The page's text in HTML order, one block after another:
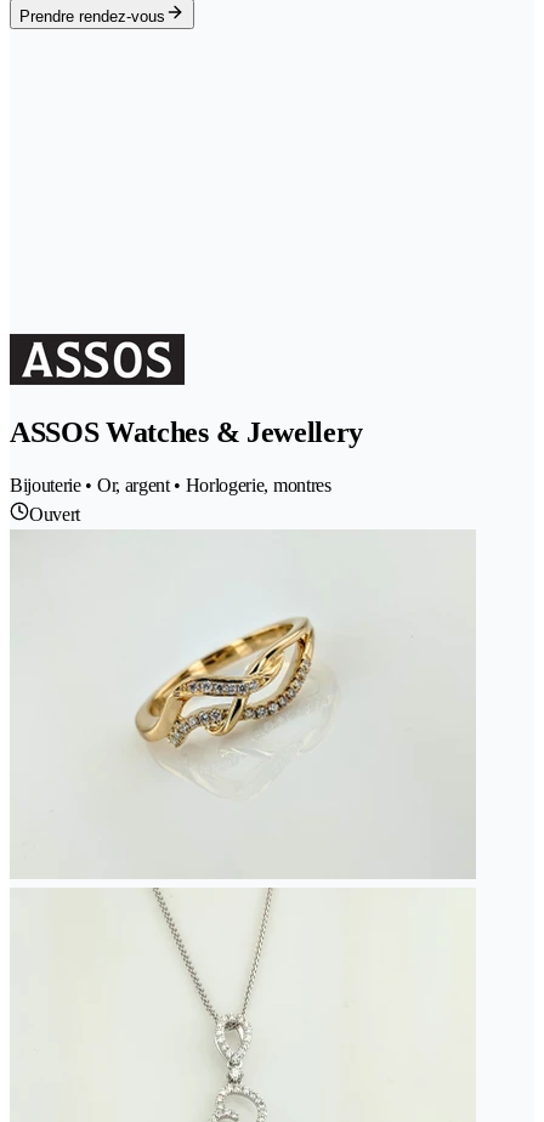
Prendre rendez-vous
ASSOS Watches & Jewellery
Bijouterie • Or, argent • Horlogerie, montres
Ouvert